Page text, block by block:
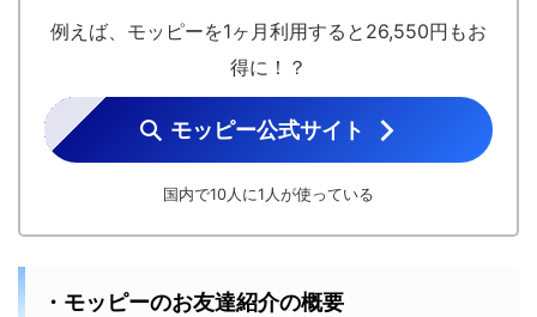
例えば、モッピーを1ヶ月利用すると26,550円もお
得に！？
モッピー公式サイト
国内で10人に1人が使っている
・モッピーのお友達紹介の概要